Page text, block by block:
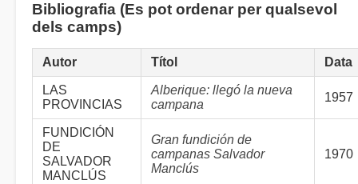
Bibliografia (Es pot ordenar per qualsevol
dels camps)
Autor Títol Data
LAS
PROVINCIAS
Alberique: llegó la nueva
campana
1957
FUNDICIÓN
DE
SALVADOR
MANCLÚS
Gran fundición de
campanas Salvador
Manclús
1970